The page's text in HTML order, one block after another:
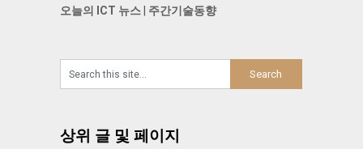
오늘의 ICT 뉴스| 주간기술동향
상위 글 및 페이지